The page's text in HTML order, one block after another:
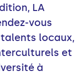
LA
vous
locaux,
et
à